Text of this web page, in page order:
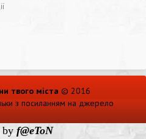
твого міста © 2016
з посиланням на джерело
by f@eToN